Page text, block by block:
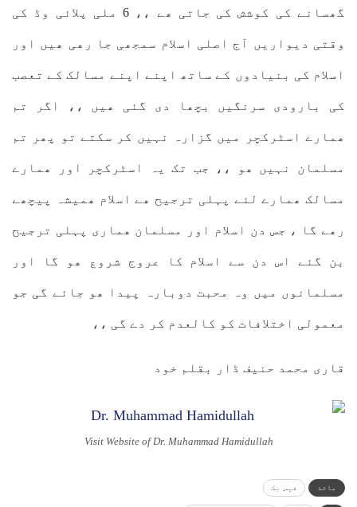
گھسانے کی کوشش کی جاتی ھے ،، 6 ملی پلائی وڈ کی
وقتی دیواریں آج اصلی اسلام سمجھی جا رھی ھیں اور
اسلام کی بنیادوں کے ساتھ اپنے اپنے مسالک کے تعصب
کی بارودی سرنگیں بچھا دی گئی ھیں ،، اگر تم
ھمارے اسٹرکچر میں گزارہ نہیں کر سکتے تو پھر تم
مسلمان نہیں ھو ،، جب تک یہ اسٹرکچر اور ھمارے
مسالک ھمارے لئے پہلی ترجیح ھے اسلام ھمیشہ پیچھے
رھے گا ، جس دن اسلام اور مسلمان ھماری پہلی ترجیح
بن گئے اس دن سے اسلام کا عروج شروع ھو گا اور
مسلمانوں میں وہ محبت دوبارہ پیدا ھو جائے گی جو
معمولی اختلافات کو کالعدم کر دے گی ،،
قاری محمد حنیف ڈار بقلم خود
Visit Website of Dr. Muhammad Hamidullah
ماخذ فیس بک